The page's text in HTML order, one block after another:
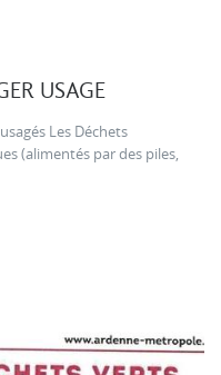
USAGE
Les Déchets
(alimentés par des piles,